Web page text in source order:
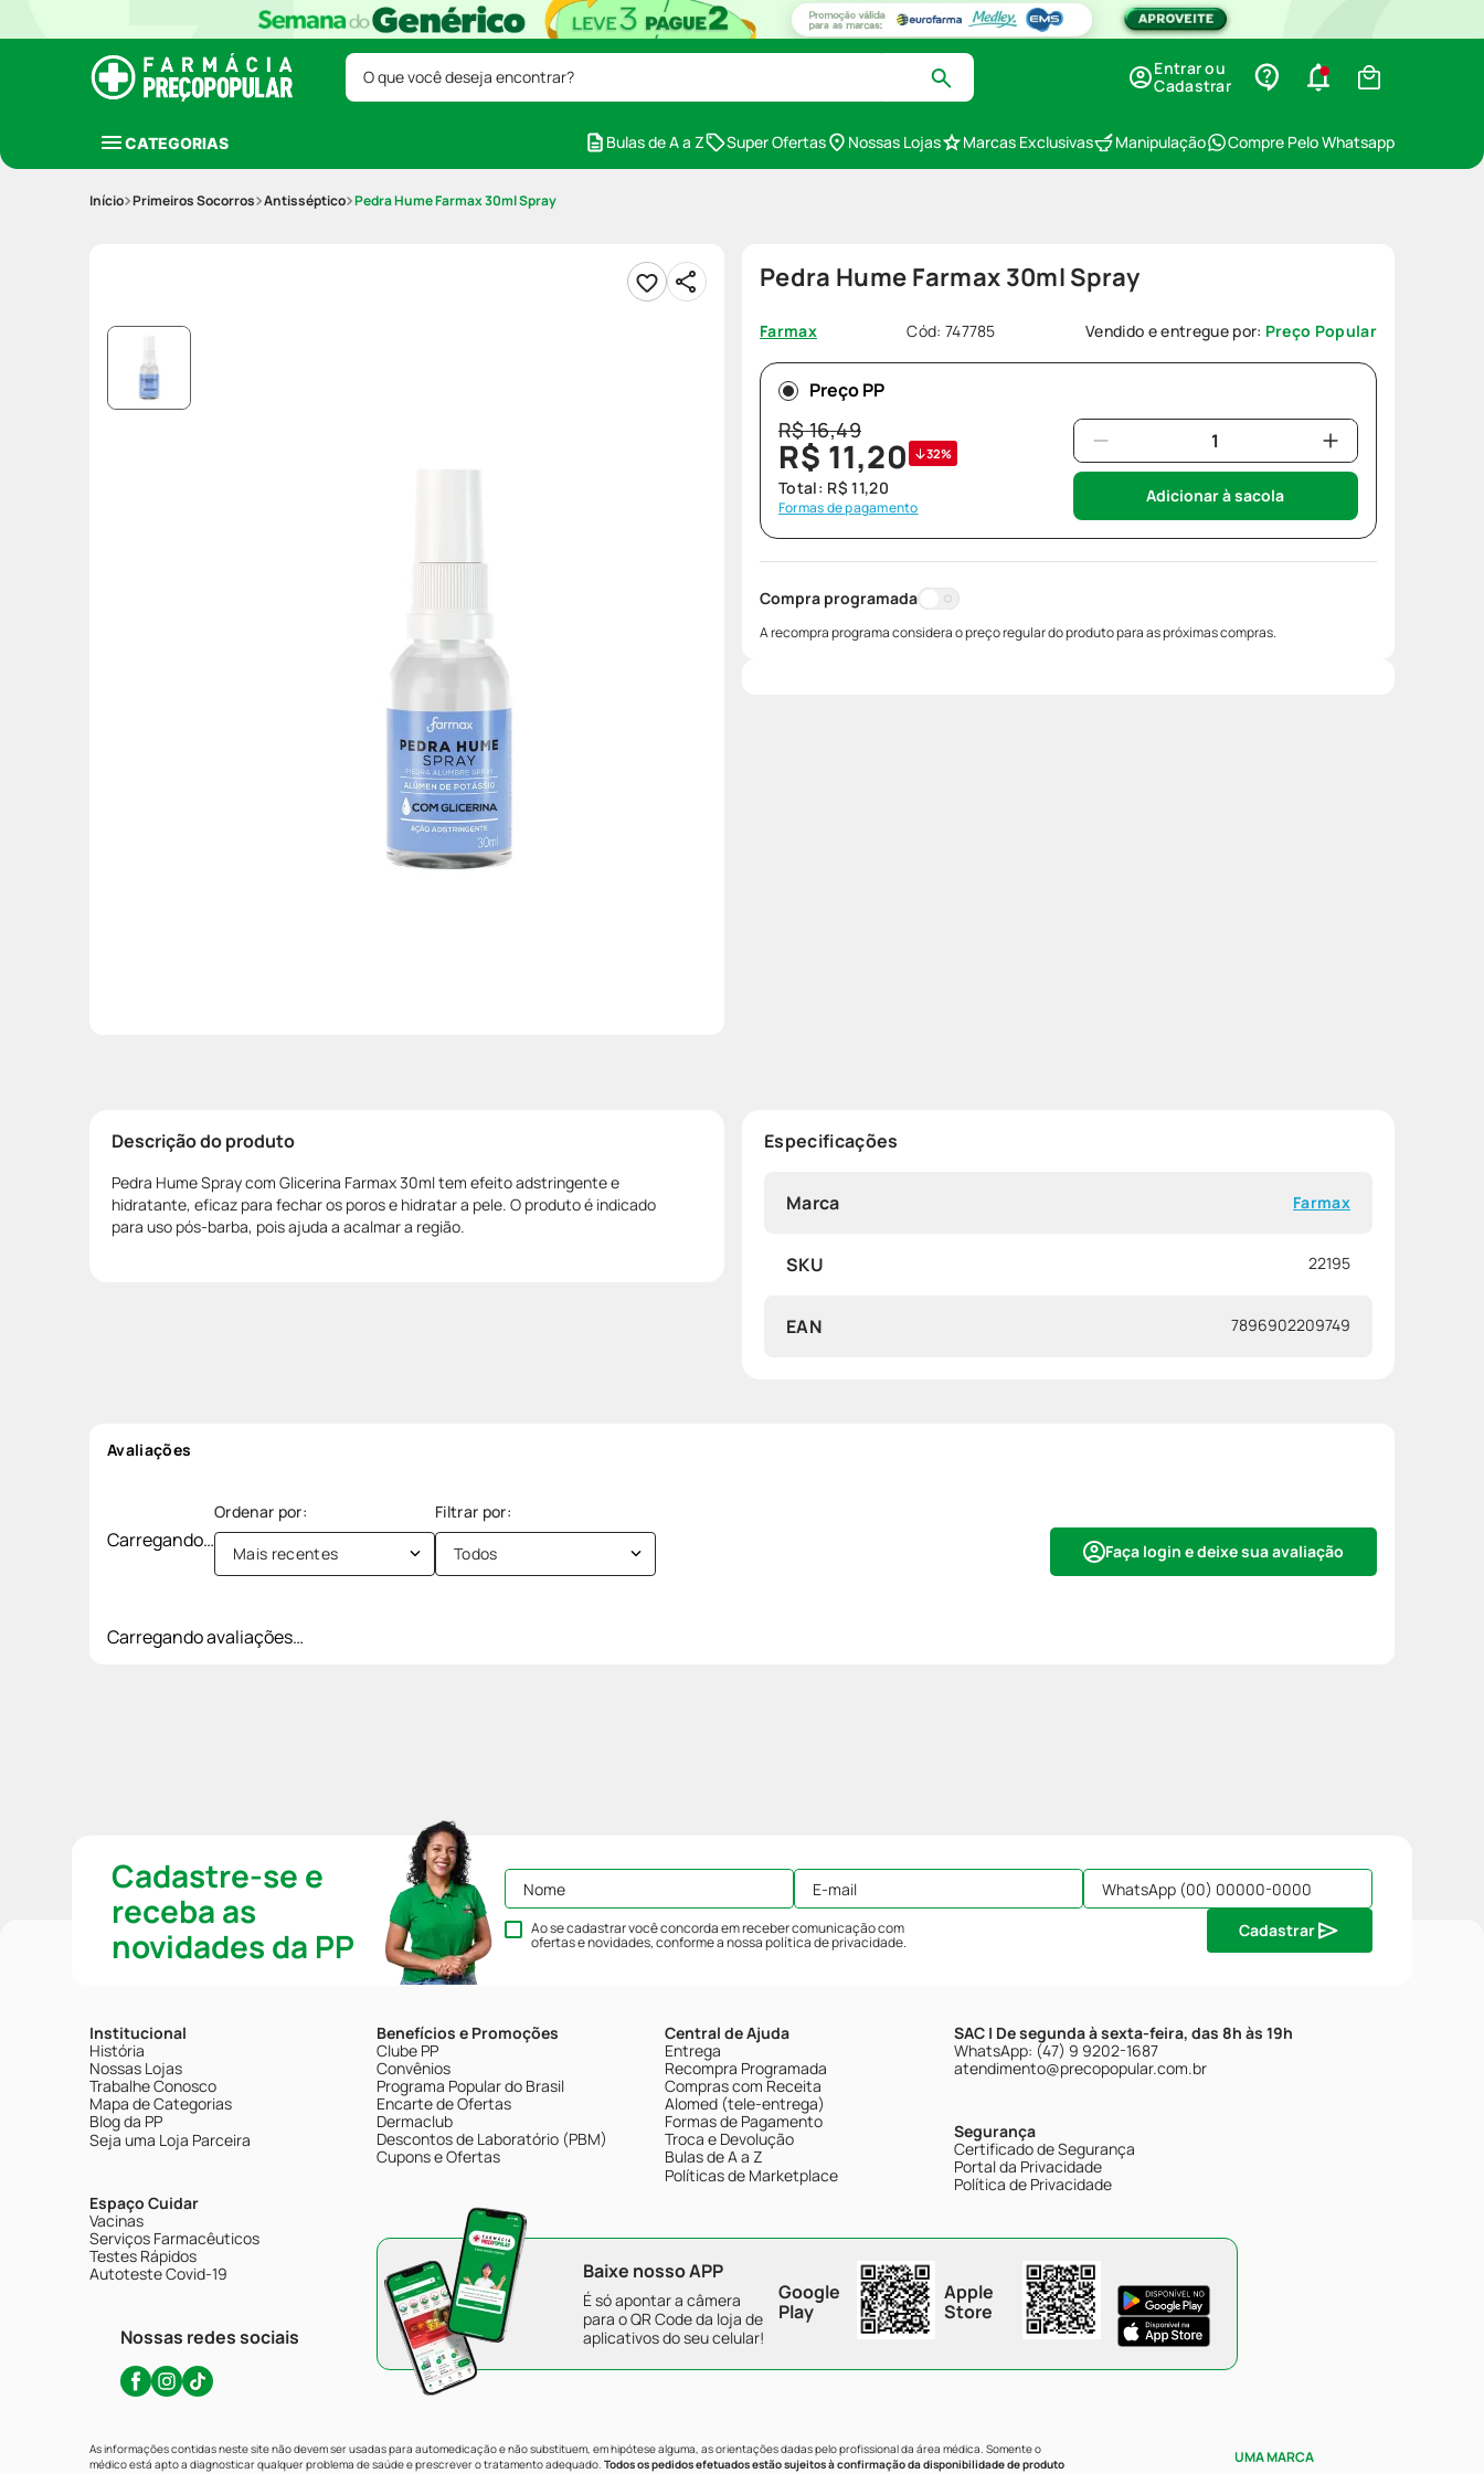
O que você deseja encontrar?
Entrar ou
Cadastrar
CATEGORIAS Bulas de A a Z Super Ofertas Nossas Lojas Marcas Exclusivas Manipulação Compre Pelo Whatsapp
Primeiros Socorros Antisséptico Pedra Hume Farmax 30ml Spray
Pedra Hume Farmax 30ml Spray
Farmax Cód: 747785 Vendido e entregue por: Preço Popular
Preço PP
R$16,49
R$ 11,20 32%
Total: R$ 11,20
Formas de pagamento
Adicionar à sacola
Compra programada
A recompra programa considera o preço regular do produto para as próximas compras.
Descrição do produto
Pedra Hume Spray com Glicerina Farmax 30ml tem efeito adstringente e
hidratante, eficaz para fechar os poros e hidratar a pele. O produto é indicado
para uso pós-barba, pois ajuda a acalmar a região.
Especificações
Marca Farmax
SKU 22195
EAN 7896902209749
Avaliações
Carregando… Faça login e deixe sua avaliação
Mais recentes Todos
Carregando avaliações…
Cadastre-se e
receba as
novidades da PP
Ao se cadastrar você concorda em receber comunicação com
ofertas e novidades, conforme a nossapolítica de privacidade.
Cadastrar
Institucional
História
Nossas Lojas
Trabalhe Conosco
Mapa de Categorias
Blog da PP
Seja uma Loja Parceira
Espaço Cuidar
Vacinas
Serviços Farmacêuticos
Testes Rápidos
Autoteste Covid-19
Nossas redes sociais
Benefícios e Promoções
Clube PP
Convênios
Programa Popular do Brasil
Encarte de Ofertas
Dermaclub
Descontos de Laboratório (PBM)
Cupons e Ofertas
Central de Ajuda
Entrega
Recompra Programada
Compras com Receita
Alomed (tele-entrega)
Formas de Pagamento
Troca e Devolução
Bulas de A a Z
Políticas de Marketplace
SAC | De segunda à sexta-feira, das 8h às 19h
WhatsApp: (47) 9 9202-1687
atendimento@precopopular.com.br
Segurança
Certificado de Segurança
Portal da Privacidade
Política de Privacidade
Baixe nosso APP
É só apontar a câmera
para o QR Code da loja de
aplicativos do seu celular!
Google
Play
Apple
Store
As informações contidas neste site não devem ser usadas para automedicação e não substituem, em hipótese alguma, as orientações dadas pelo profissional da área médica. Somente o
médico está apto a diagnosticar qualquer problema de saúde e prescrever o tratamento adequado. Todos os pedidos efetuados estão sujeitos à confirmação da disponibilidade de produto
UMA MARCA